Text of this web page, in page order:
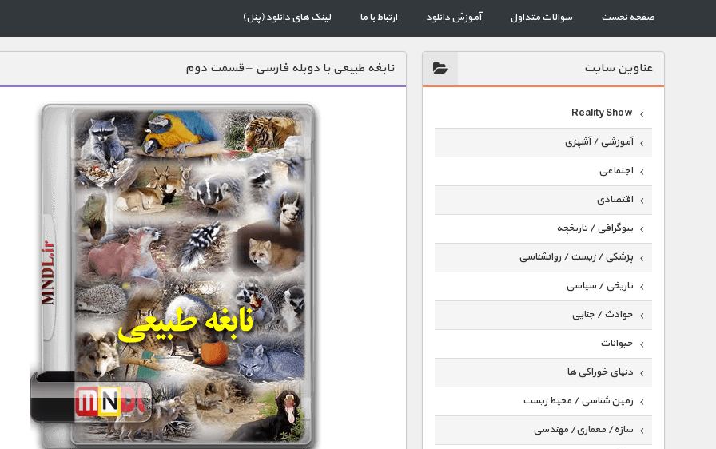
صفحه نخست سوالات متداول آموزش دانلود ارتباط با ما لینک های دانلود (پنل)
عناوين سايت
Reality Show
آموزشی / آشپزی
اجتماعی
اقتصادی
بیوگرافی / تاریخچه
پزشکی / زیست / روانشناسی
تاریخی / سیاسی
حوادث / جنایی
حیوانات
دنیای خوراکی ها
زمین شناسی / محیط زیست
سازه/ معماری/ مهندسی
نابغه طبیعی با دوبله فارسی – قسمت دوم